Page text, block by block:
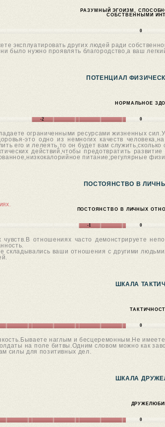
РАЗУМНЫЙ ЭГОИЗМ,
СОБСТВЕННЫМИ
0
эксплуатировать других людей ради
было нужно проявлять благородство,а ваш
ПОТЕНЦИАЛ
НОРМАЛЬНОЕ
-2 0
ограниченными ресурсами жизненных
это одно из немногих качеств
его и лелеять,то он будет вам
действий,чтобы предотвратить
питание;регулярные
ПОСТОЯНСТВО В
ПОСТОЯНСТВО В ЛИЧНЫХ
-1 0
чувств.В отношениях часто демонстрируете
складывались ваши отношения с другими
ШКАЛА
0
наглым и бесцеремонным.Не
на поле битвы.Одним словом можно как
силы для позитивных дел.
ШКАЛА
0